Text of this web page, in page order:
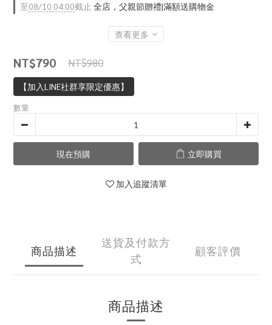
至08/10 04:00截止 全店，父親節贈禮|滿額送購物金
查看更多
NT$790 NT$980
【加入LINE社群享限定優惠】
數量
現在預購 立即購買
加入追蹤清單
商品描述
送貨及付款方
式
顧客評價
商品描述